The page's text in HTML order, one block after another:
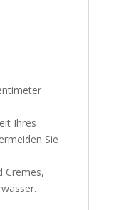
Ihres
Sie
Cremes,